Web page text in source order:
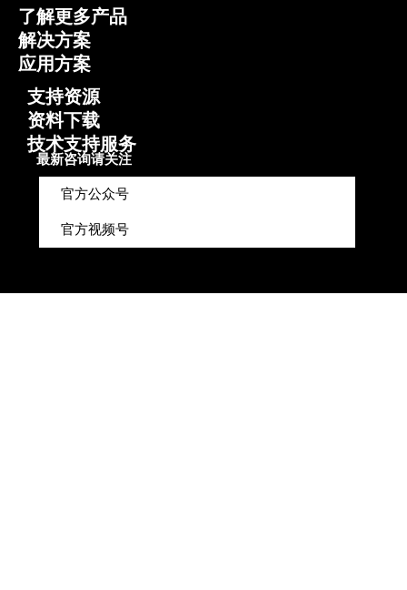
了解更多产品
解决方案
应用方案
支持资源
资料下载
技术支持服务
最新咨询请关注
官方公众号
官方视频号